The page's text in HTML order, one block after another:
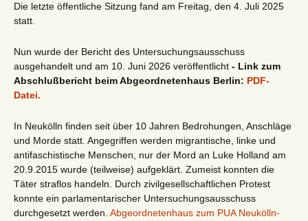
Die letzte öffentliche Sitzung fand am Freitag, den 4. Juli 2025
statt.
Nun wurde der Bericht des Untersuchungsausschuss
ausgehandelt und am 10. Juni 2026 veröffentlicht - Link zum
Abschlußbericht beim Abgeordnetenhaus Berlin: PDF-
Datei.
In Neukölln finden seit über 10 Jahren Bedrohungen, Anschläge
und Morde statt. Angegriffen werden migrantische, linke und
antifaschistische Menschen, nur der Mord an Luke Holland am
20.9.2015 wurde (teilweise) aufgeklärt. Zumeist konnten die
Täter straflos handeln. Durch zivilgesellschaftlichen Protest
konnte ein parlamentarischer Untersuchungsausschuss
durchgesetzt werden. Abgeordnetenhaus zum PUA Neukölln-